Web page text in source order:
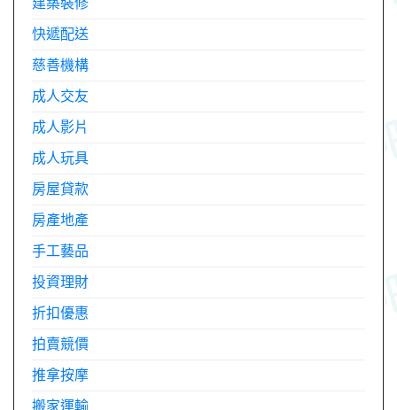
快遞配送
慈善機構
成人交友
成人影片
成人玩具
房屋貸款
房產地產
手工藝品
投資理財
折扣優惠
拍賣競價
推拿按摩
搬家運輸